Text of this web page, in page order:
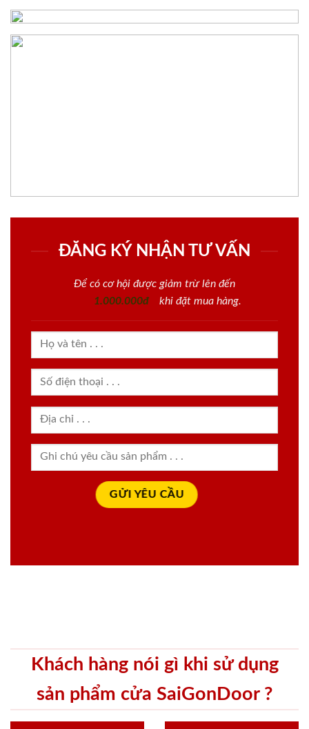
ĐĂNG KÝ NHẬN TƯ VẤN
Để có cơ hội được giảm trừ lên đến
1.000.000đ
khi đặt mua hàng.
Khách hàng nói gì khi sử dụng
sản phẩm cửa SaiGonDoor ?